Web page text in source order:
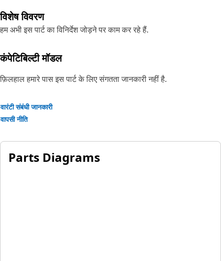
विशेष विवरण
हम अभी इस पार्ट का विनिर्देश जोड़ने पर काम कर रहे हैं.
कंपेटिबिल्टी मॉडल
फ़िलहाल हमारे पास इस पार्ट के लिए संगतता जानकारी नहीं है.
वारंटी संबंधी जानकारी
वापसी नीति
Parts Diagrams